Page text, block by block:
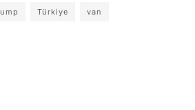
Türkiye van